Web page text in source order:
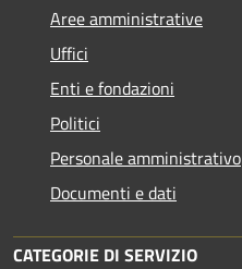
Aree amministrative
Uffici
Enti e fondazioni
Politici
Personale amministrativo
Documenti e dati
CATEGORIE DI SERVIZIO